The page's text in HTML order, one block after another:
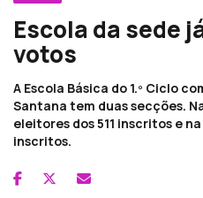
Escola da sede
votos
A Escola Básica do 1.º Ciclo
Santana tem duas secções.
eleitores dos 511 inscritos e
inscritos.